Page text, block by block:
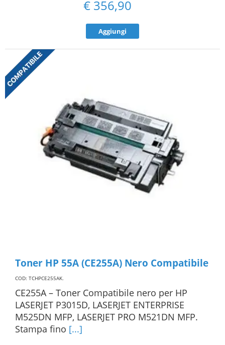
€ 356,90
Aggiungi
Toner HP 55A (CE255A) Nero Compatibile
COD: TCHPCE255AK.
CE255A – Toner Compatibile nero per HP
LASERJET P3015D, LASERJET ENTERPRISE
M525DN MFP, LASERJET PRO M521DN MFP.
Stampa fino [...]